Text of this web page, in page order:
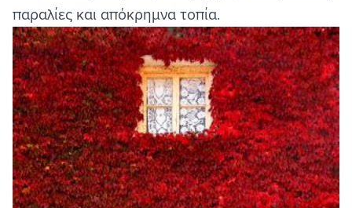
παραλίες και απόκρημνα τοπία.
Image